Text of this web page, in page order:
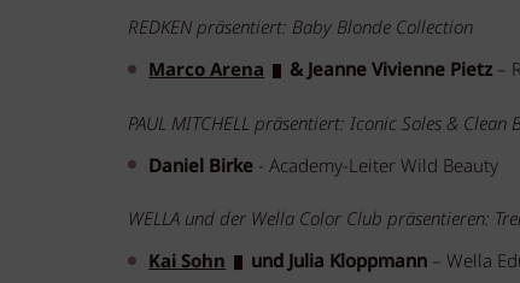
REDKEN präsentiert: Baby Blonde Collection
Marco Arena
& Jeanne Vivienne Pietz–
PAUL MITCHELL präsentiert: Iconic Soles & Clean
Daniel Birke - Academy-Leiter Wild Beauty
WELLA und der Wella Color Club präsentieren:
Kai Sohn
und Julia Kloppmann– Wella